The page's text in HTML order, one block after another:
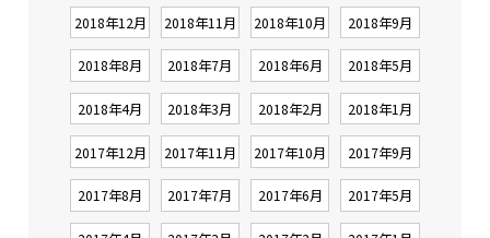
2018年12月 2018年11月 2018年10月 2018年9月
2018年8月 2018年7月 2018年6月 2018年5月
2018年4月 2018年3月 2018年2月 2018年1月
2017年12月 2017年11月 2017年10月 2017年9月
2017年8月 2017年7月 2017年6月 2017年5月